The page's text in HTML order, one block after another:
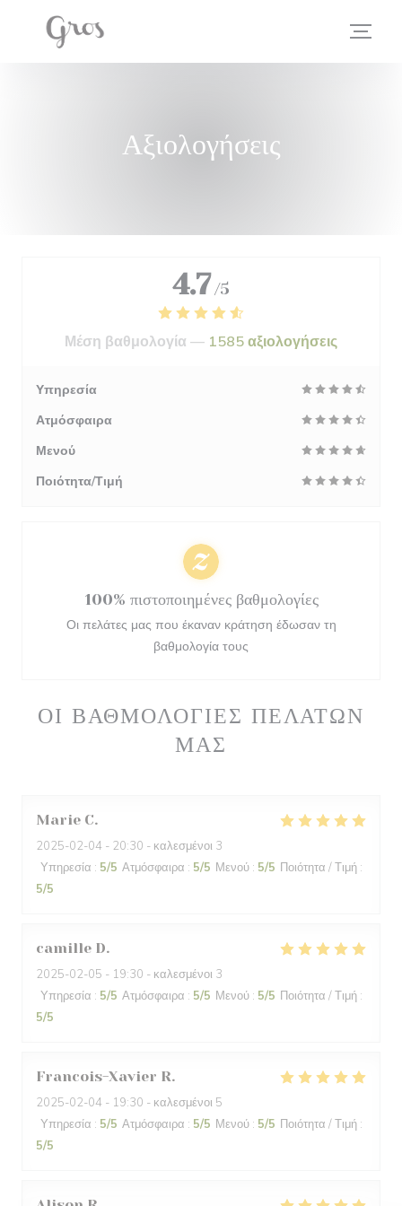
Πίνακας διαχείρισης "Μπισκότων" (Cookies)
Αξιολογήσεις
ΟΙ ΒΑΘΜΟΛΟΓΊΕΣ ΠΕΛΑΤΏΝ
ΜΑΣ
Marie C
2025-02-04 - 20:30 - καλεσμένοι 3
Υπηρεσία : 5/5 Ατμόσφαιρα : 5/5 Μενού : 5/5 Ποιότητα / Τιμή :
5/5
camille D
2025-02-05 - 19:30 - καλεσμένοι 3
Υπηρεσία : 5/5 Ατμόσφαιρα : 5/5 Μενού : 5/5 Ποιότητα / Τιμή :
5/5
Francois-Xavier R
2025-02-04 - 19:30 - καλεσμένοι 5
Υπηρεσία : 5/5 Ατμόσφαιρα : 5/5 Μενού : 5/5 Ποιότητα / Τιμή :
5/5
4.7 /5
Μέση βαθμολογία — 1585 αξιολογήσεις
Υπηρεσία
Ατμόσφαιρα
Μενού
Ποιότητα/Τιμή
100% πιστοποιημένες βαθμολογίες
Οι πελάτες μας που έκαναν κράτηση έδωσαν τη
βαθμολογία τους